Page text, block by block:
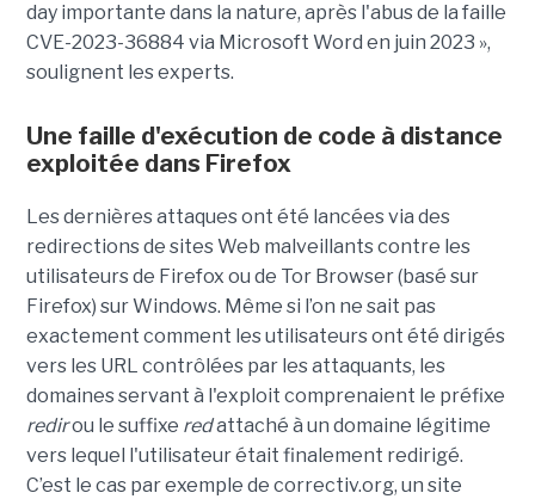
day importante dans la nature, après l'abus de la faille
CVE-2023-36884 via Microsoft Word en juin 2023 »,
soulignent les experts.
Une faille d'exécution de code à distance
exploitée dans Firefox
Les dernières attaques ont été lancées via des
redirections de sites Web malveillants contre les
utilisateurs de Firefox ou de Tor Browser (basé sur
Firefox) sur Windows. Même si l’on ne sait pas
exactement comment les utilisateurs ont été dirigés
vers les URL contrôlées par les attaquants, les
domaines servant à l'exploit comprenaient le préfixe
redirou le suffixe redattaché à un domaine légitime
vers lequel l'utilisateur était finalement redirigé.
C’est le cas par exemple de correctiv.org, un site